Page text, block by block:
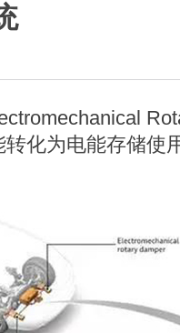
化为电能存储使